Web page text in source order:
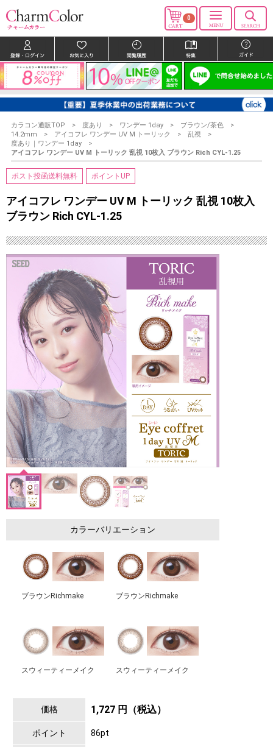
0
カラコン通販TOP 度あり ワンデー 1day
ブラウン/茶色
14.2mm
アイコフレ ワンデー UV M トーリック
乱視
度あり｜ワンデー 1day
アイコフレ ワンデー UV M トーリック 乱視 10枚入 ブラウン Rich CYL-1.25
ポスト投函送料無料 ポイントUP
アイコフレ ワンデー UV M トーリック 乱視 10枚入
ブラウン Rich CYL-1.25
カラーバリエーション
ブラウンRichmake ブラウンRichmake
スウィーティーメイク スウィーティーメイク
価格 1,727 円（税込）
ポイント 86pt